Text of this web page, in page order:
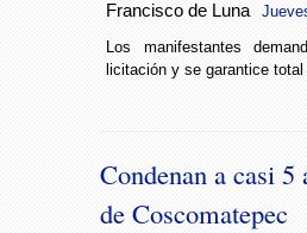
Francisco de Luna
Los manifestantes
licitación y se garantice
Condenan a casi
de Coscomatepec